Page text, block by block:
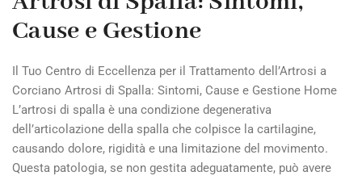
Cause e Gestione
Il Tuo Centro di Eccellenza per il Trattamento dell’Artrosi a
Corciano Artrosi di Spalla: Sintomi, Cause e Gestione Home
L’artrosi di spalla è una condizione degenerativa
dell’articolazione della spalla che colpisce la cartilagine,
causando dolore, rigidità e una limitazione del movimento.
Questa patologia, se non gestita adeguatamente, può avere